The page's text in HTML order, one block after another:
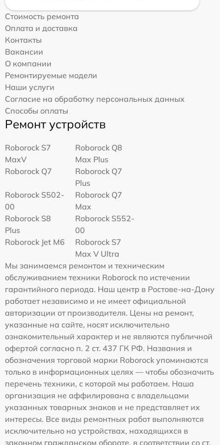
Стоимость ремонта
Оплата и доставка
Контакты
Вакансии
О компании
Ремонтируемые модели
Наши услуги
Согласие на обработку персональных данных
Способы оплаты
Ремонт устройств
Roborock S7
MaxV
Roborock Q8
Max Plus
Roborock Q7
Roborock Q7
Plus
Roborock S502-
00
Roborock Q7
Max
Roborock S8
Plus
Roborock S552-
00
Roborock Jet M6
Roborock S7
Max V Ultra
Мы занимаемся ремонтом и техническим
обслуживанием техники Roborock по истечении
гарантийного периода. Наш центр в Ростове-на-Дону
работает независимо и не имеет официальной
авторизации от производителя. Цены на ремонт,
указанные на сайте, носят исключительно
ознакомительный характер и не являются публичной
офертой согласно п. 2 ст. 437 ГК РФ. Названия и
обозначения торговой марки Roborock упоминаются
только в информационных целях — чтобы обозначить
перечень техники, с которой мы работаем. Наша
организация не аффилирована с владельцами
указанных товарных знаков и не представляет их
интересы. Все виды ремонтных работ выполняются
исключительно на устройствах, находящихся в
законном гражданском обороте, в соответствии со ст.